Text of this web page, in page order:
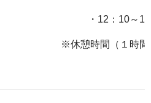
・12：10～
※休憩時間（１時間